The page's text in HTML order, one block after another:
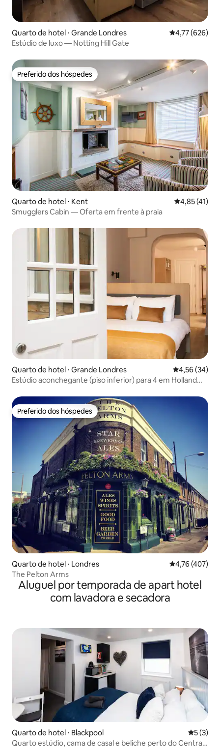
Quarto de hotel ⋅ Grande Londres 4,77 de uma
4,77 (626)
Estúdio de luxo — Notting Hill Gate
Preferido dos hóspedes
Preferido dos hóspedes
Quarto de hotel ⋅ Kent 4,85 de uma
4,85 (41)
Smugglers Cabin — Oferta em frente à praia
Quarto de hotel ⋅ Grande Londres 4,56 de uma
4,56 (34)
Estúdio aconchegante (piso inferior) para 4 em Holland
Preferido dos hóspedes
Preferido dos hóspedes
Quarto de hotel ⋅ Londres 4,76 de uma
4,76 (407)
The Pelton Arms
Aluguel por temporada de apart hotel
com lavadora e secadora
Quarto de hotel ⋅ Blackpool 5 de
5 (3)
Quarto estúdio, cama de casal e beliche perto do Central